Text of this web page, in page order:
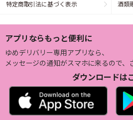
特定商取引法に基づく表示 酒類
アプリならもっと便利に
ゆめデリバリー専用アプリなら、
メッセージの通知がスマホに来るので、
ダウンロードは